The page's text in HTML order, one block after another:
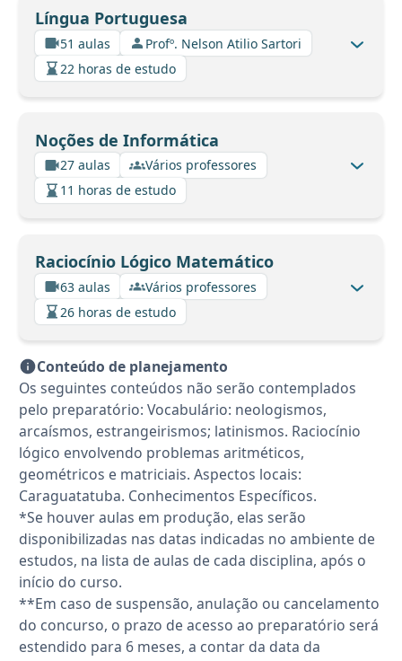
Língua Portuguesa
51 aulas
Profº. Nelson Atilio Sartori
22 horas de estudo
Noções de Informática
27 aulas
Vários professores
11 horas de estudo
Raciocínio Lógico Matemático
63 aulas
Vários professores
26 horas de estudo
Conteúdo de planejamento
Os seguintes conteúdos não serão contemplados
pelo preparatório: Vocabulário: neologismos,
arcaísmos, estrangeirismos; latinismos. Raciocínio
lógico envolvendo problemas aritméticos,
geométricos e matriciais. Aspectos locais:
Caraguatatuba. Conhecimentos Específicos.
*Se houver aulas em produção, elas serão
disponibilizadas nas datas indicadas no ambiente de
estudos, na lista de aulas de cada disciplina, após o
início do curso.
**Em caso de suspensão, anulação ou cancelamento
do concurso, o prazo de acesso ao preparatório será
estendido para 6 meses, a contar da data da